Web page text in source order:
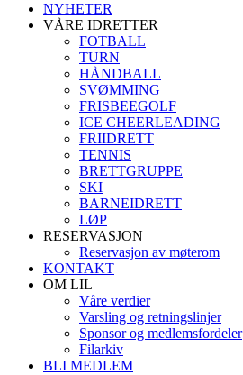
NYHETER
VÅRE IDRETTER
FOTBALL
TURN
HÅNDBALL
SVØMMING
FRISBEEGOLF
ICE CHEERLEADING
FRIIDRETT
TENNIS
BRETTGRUPPE
SKI
BARNEIDRETT
LØP
RESERVASJON
Reservasjon av møterom
KONTAKT
OM LIL
Våre verdier
Varsling og retningslinjer
Sponsor og medlemsfordeler
Filarkiv
BLI MEDLEM